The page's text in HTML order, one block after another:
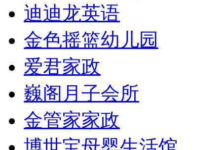
迪迪龙英语
金色摇篮幼儿园
爱君家政
巍阁月子会所
金管家家政